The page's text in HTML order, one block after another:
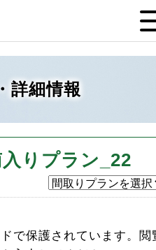
詳細情報
りプラン_22
で保護されています。閲